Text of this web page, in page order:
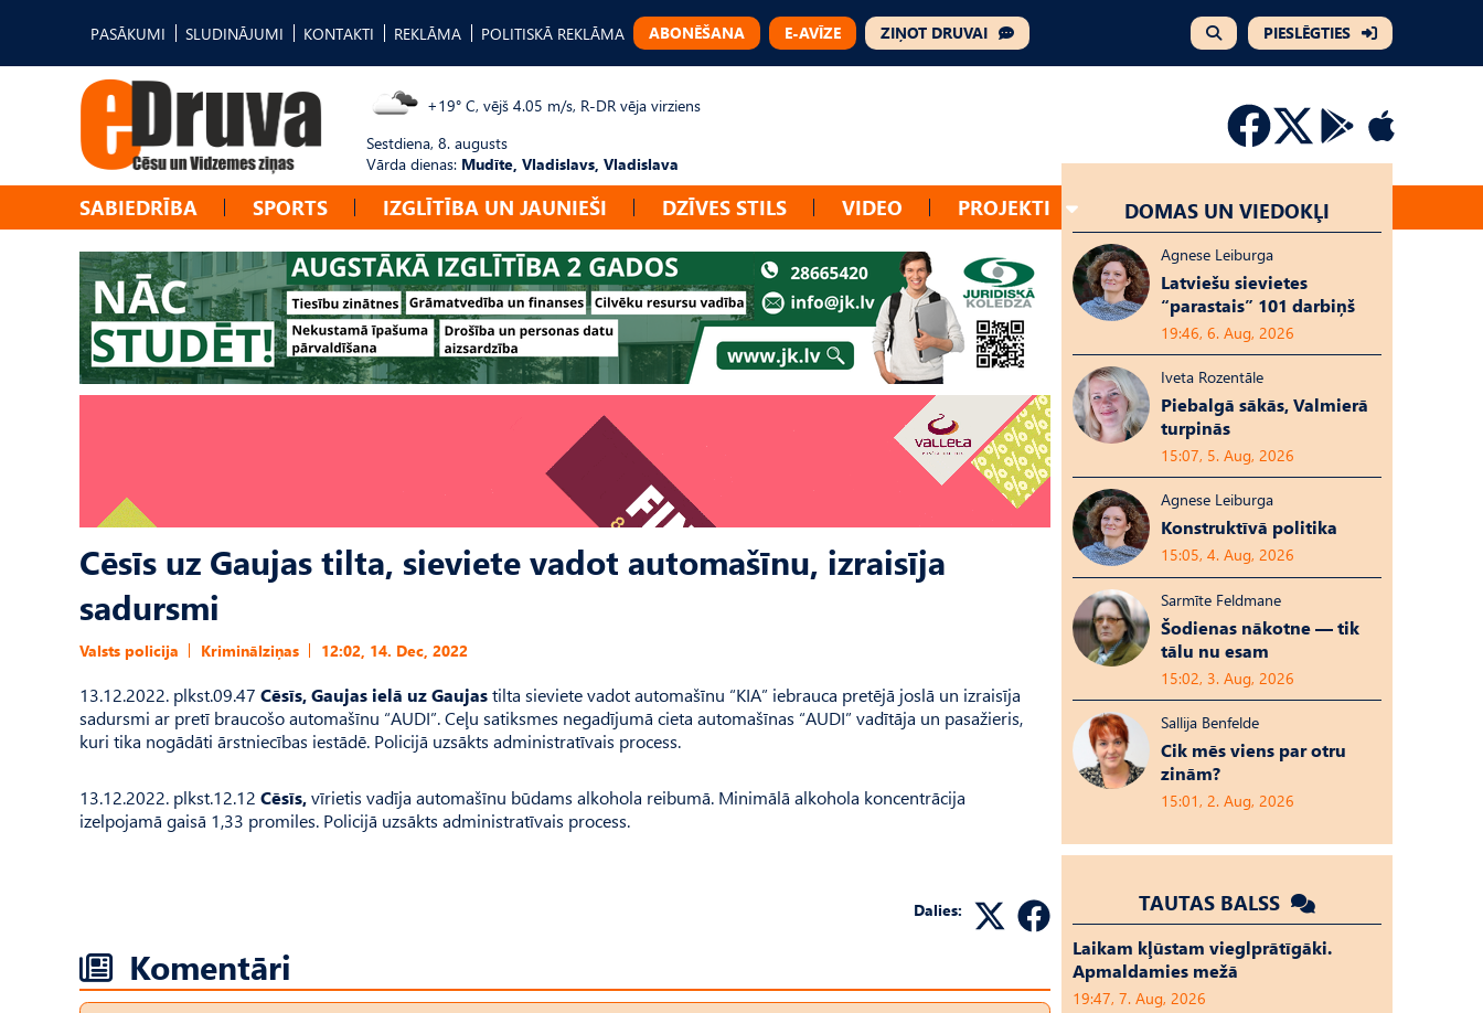
PASĀKUMI SLUDINĀJUMI KONTAKTI REKLĀMA POLITISKĀ REKLĀMA ABONĒŠANA E-AVĪZE ZIŅOT DRUVAI PIESLĒGTIES
+19° C, vējš 4.05 m/s, R-DR vēja virziens
Sestdiena, 8. augusts
Vārda dienas: Mudīte, Vladislavs, Vladislava
SABIEDRĪBA SPORTS IZGLĪTĪBA UN JAUNIEŠI DZĪVES STILS VIDEO PROJEKTI
Cēsīs uz Gaujas tilta, sieviete vadot automašīnu, izraisīja
sadursmi
Valsts policija Kriminālziņas 12:02, 14. Dec, 2022
13.12.2022. plkst.09.47 Cēsīs, Gaujas ielā uz Gaujastilta sieviete vadot automašīnu “KIA” iebrauca pretējā joslā un izraisīja
sadursmi ar pretī braucošo automašīnu “AUDI”. Ceļu satiksmes negadījumā cieta automašīnas “AUDI” vadītāja un pasažieris,
kuri tika nogādāti ārstniecības iestādē. Policijā uzsākts administratīvais process.
13.12.2022. plkst.12.12 Cēsīs,vīrietis vadīja automašīnu būdams alkohola reibumā. Minimālā alkohola koncentrācija
izelpojamā gaisā 1,33 promiles. Policijā uzsākts administratīvais process.
Dalies:
Komentāri
DOMAS UN VIEDOKĻI
Agnese Leiburga
Latviešu sievietes
“parastais” 101 darbiņš
19:46, 6. Aug, 2026
Iveta Rozentāle
Piebalgā sākās, Valmierā
turpinās
15:07, 5. Aug, 2026
Agnese Leiburga
Konstruktīvā politika
15:05, 4. Aug, 2026
Sarmīte Feldmane
Šodienas nākotne — tik
tālu nu esam
15:02, 3. Aug, 2026
Sallija Benfelde
Cik mēs viens par otru
zinām?
15:01, 2. Aug, 2026
TAUTAS BALSS
Laikam kļūstam vieglprātīgāki.
Apmaldamies mežā
19:47, 7. Aug, 2026